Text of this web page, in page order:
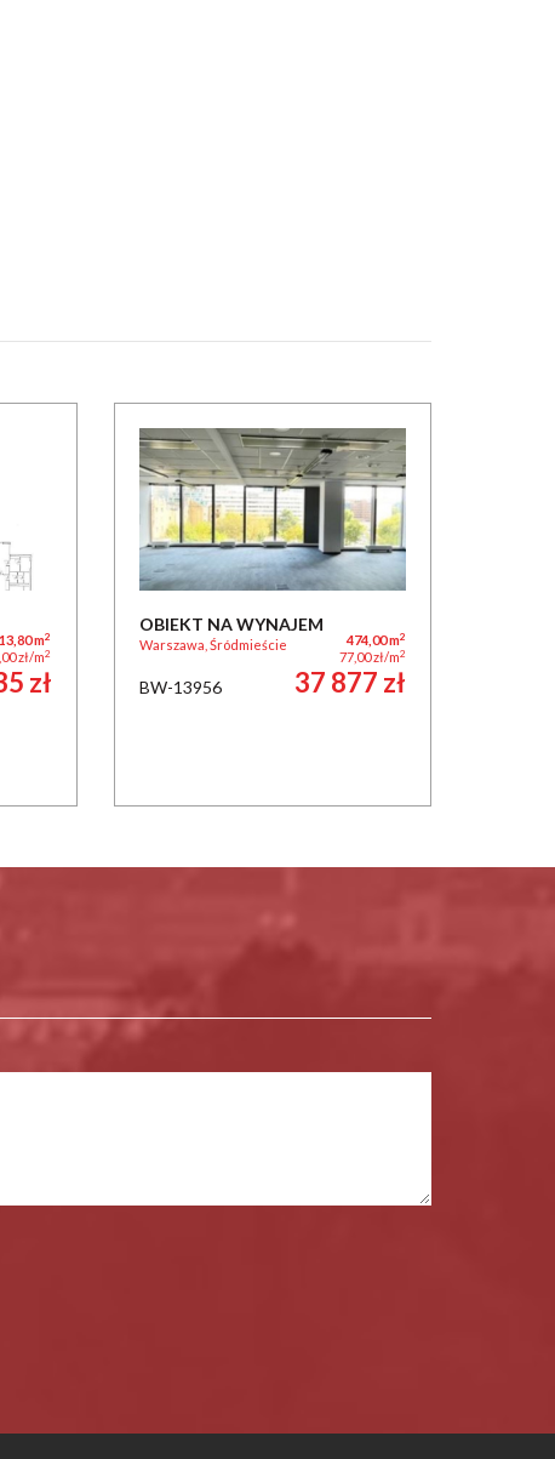
m2
zł/m2
zł
OBIEKT NA WYNAJEM
Warszawa, Śródmieście 474,00 m2
77,00 zł/m2
BW-13956 37 877 zł